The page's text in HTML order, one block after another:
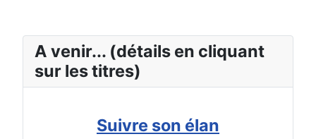
A venir... (détails en cliquant
sur les titres)
Suivre son élan